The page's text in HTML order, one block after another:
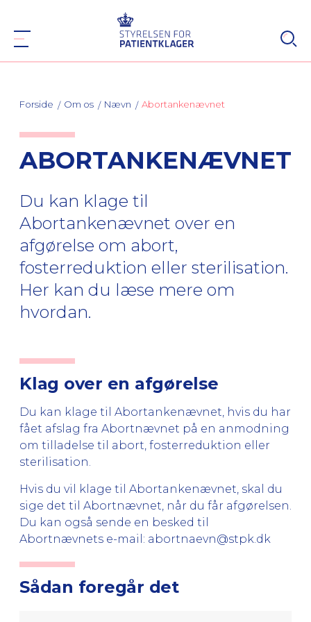
Forside Om os Nævn Abortankenævnet
ABORTANKENÆVNET
Du kan klage til
Abortankenævnet over en
afgørelse om abort,
fosterreduktion eller sterilisation.
Her kan du læse mere om
hvordan.
Klag over en afgørelse
Du kan klage til Abortankenævnet, hvis du har
fået afslag fra Abortnævnet på en anmodning
om tilladelse til abort, fosterreduktion eller
sterilisation.
Hvis du vil klage til Abortankenævnet, skal du
sige det til Abortnævnet, når du får afgørelsen.
Du kan også sende en besked til
Abortnævnets e-mail: abortnaevn@stpk.dk
Sådan foregår det